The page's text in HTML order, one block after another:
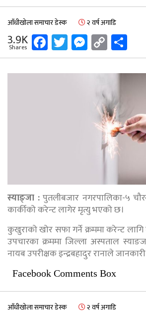
आँधीखोला समाचार डेस्क २ वर्ष अगाडि
3.9K
Shares Facebook
Twitter
Messenger
Copy
Link
स्याङ्जा :पुतलीबजार नगरपालिका-५
कार्कीको करेन्ट लागेर मृत्यु भएको छ।
कुखुराको खोर सफा गर्ने क्रममा करेन्ट
उपचारका क्रममा जिल्ला अस्पताल
नायब उपरीक्षक इन्द्रबहादुर रानाले
Facebook Comments Box
आँधीखोला समाचार डेस्क २ वर्ष अगाडि